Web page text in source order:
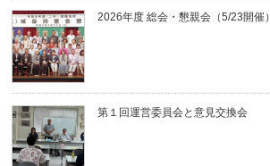
2026年度 総会・懇親会（5/23開催）
第１回運営委員会と意見交換会